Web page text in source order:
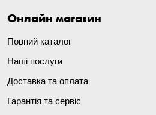
Онлайн магазин
Повний каталог
Наші послуги
Доставка та оплата
Гарантія та сервіс